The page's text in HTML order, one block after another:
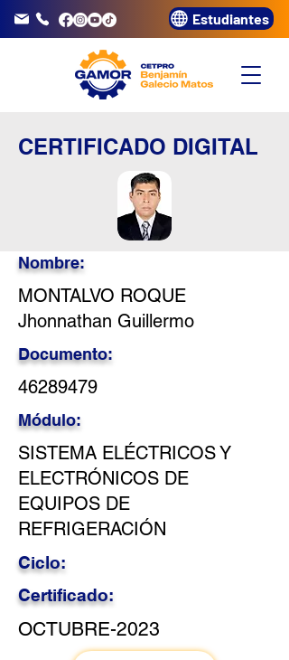
3320072 Estudiantes
CERTIFICADO DIGITAL
Nombre:
MONTALVO ROQUE
Jhonnathan Guillermo
Documento:
46289479
Módulo:
SISTEMA ELÉCTRICOS Y
ELECTRÓNICOS DE
EQUIPOS DE
REFRIGERACIÓN
Ciclo:
Certificado:
OCTUBRE-2023